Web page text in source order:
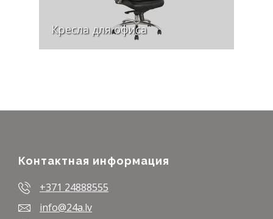
Кресла для офиса
Контактная информация
+371 24888555
info@24a.lv